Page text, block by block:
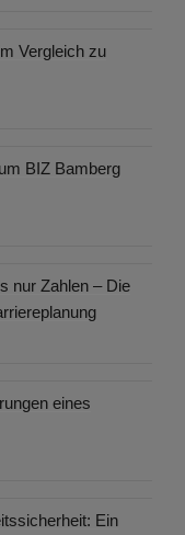
Vergleich zu
BIZ Bamberg
nur Zahlen – Die
eines
Ein